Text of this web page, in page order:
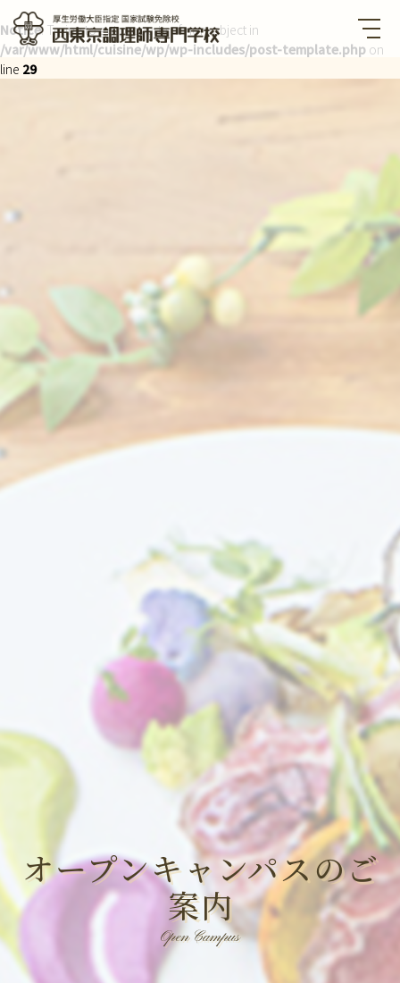
Notice: Trying to get property of non-object in
/var/www/html/cuisine/wp/wp-includes/post-template.php on
line 29
西東京調理師専門学校 厚生労
オープンキャンパスのご
案内
Open Campus